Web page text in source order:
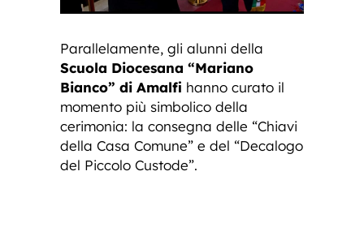
Parallelamente, gli alunni della
Scuola Diocesana “Mariano
Bianco” di Amalfi hanno curato il
momento più simbolico della
cerimonia: la consegna delle “Chiavi
della Casa Comune” e del “Decalogo
del Piccolo Custode”.